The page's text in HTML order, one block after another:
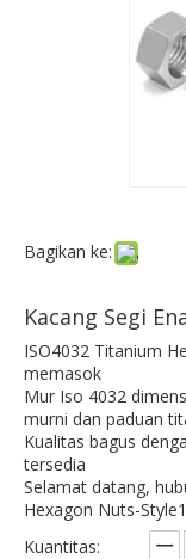
Bagikan ke:
Kacang Segi
ISO4032 Titanium
memasok
Mur Iso 4032
murni dan paduan
Kualitas bagus
tersedia
Selamat datang,
Hexagon Nuts-Style1
Kuantitas: